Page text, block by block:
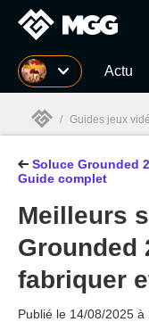
MGG Actu
MGG
/ Guides jeux
Soluce Grounded
Guide complet
Meilleurs
Grounded
fabriquer
Publié le 14/08/2025 à